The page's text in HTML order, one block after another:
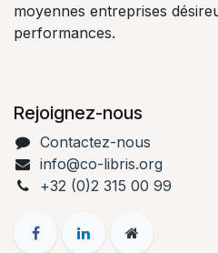
moyennes entreprises
performances.
Rejoignez-nous
Contactez-nous
info@co-libris.org
+32 (0)2 315 00 99